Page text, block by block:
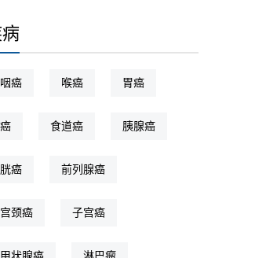
癌 喉癌 胃癌
食道癌 胰腺癌
癌 前列腺癌
宫颈癌 子宫癌